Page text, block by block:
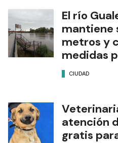
El río
mantiene
metros y
medidas
CIUDAD
atención
gratis